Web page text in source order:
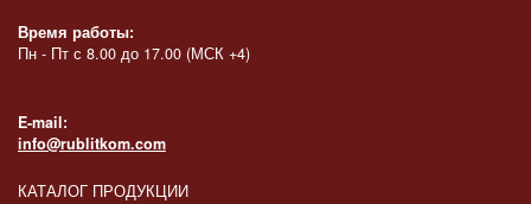
Время работы:
Пн - Пт с 8.00 до 17.00 (МСК +4)
E-mail:
info@rublitkom.com
КАТАЛОГ ПРОДУКЦИИ